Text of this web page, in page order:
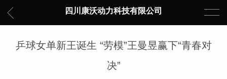
四川康沃动力科技有限公司
乒球女单新王诞生 “劳模”王曼昱赢下“青春对
决”